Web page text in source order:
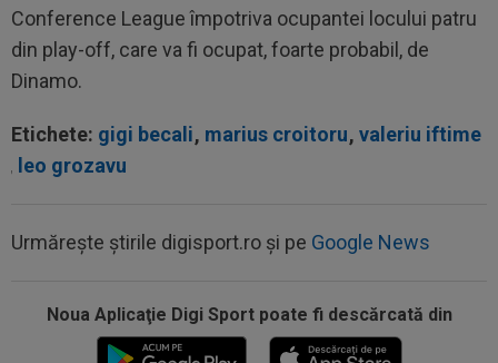
Conference League împotriva ocupantei locului patru
din play-off, care va fi ocupat, foarte probabil, de
Dinamo.
Etichete: gigi becali, marius croitoru, valeriu iftime
, leo grozavu
Urmărește știrile digisport.ro și pe Google News
Noua Aplicaţie Digi Sport poate fi descărcată din
Verdictul specialistului, după ce Universitatea